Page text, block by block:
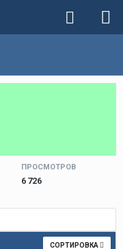
ПРОСМОТРОВ
6 726
СОРТИРОВКА